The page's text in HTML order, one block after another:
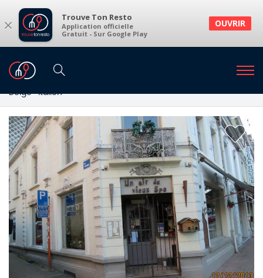
× Trouve Ton Resto
Application officielle
Gratuit - Sur Google Play
OUVRIR
Restaurants
Restaurants à Spa et environs
Belge · Italien